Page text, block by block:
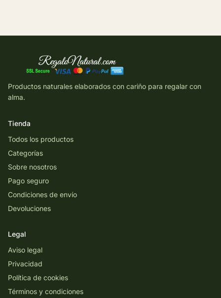
Productos naturales elaborados con cariño para regalar con
alma.
Tienda
Todos los productos
Categorías
Sobre nosotros
Pago seguro
Condiciones de envío
Devoluciones
Legal
Aviso legal
Privacidad
Política de cookies
Términos y condiciones